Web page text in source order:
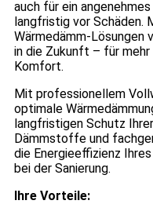
auch für ein
langfristig vor Schäden.
Wärmedämm-Lösungen
in die Zukunft – für
Komfort.
Mit professionellem
optimale
langfristigen Schutz
Dämmstoffe und
die Energieeffizienz
bei der Sanierung.
Ihre Vorteile: